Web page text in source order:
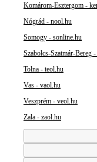
Komárom-Esztergom -
Nógrád - nool.hu
Somogy - sonline.hu
Szabolcs-Szatmár-Bereg
Tolna - teol.hu
Vas - vaol.hu
Veszprém - veol.hu
Zala - zaol.hu